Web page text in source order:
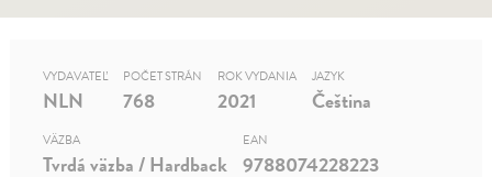
VYDAVATEĽ
NLN
POČET STRÁN
768
ROK VYDANIA
2021
JAZYK
Čeština
VÄZBA
Tvrdá väzba / Hardback
EAN
9788074228223